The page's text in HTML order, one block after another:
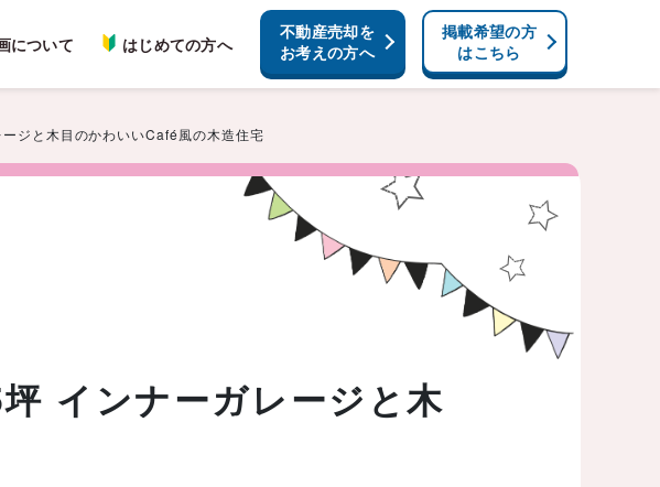
について はじめての方へ
不動産売却を
お考えの方へ
掲載希望の方
はこちら
ジと木目のかわいいCafé風の木造住宅
インナーガレージと木